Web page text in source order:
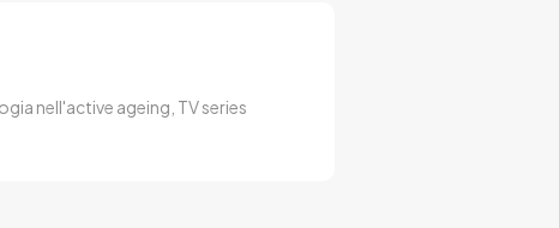
nell'active ageing, TV series